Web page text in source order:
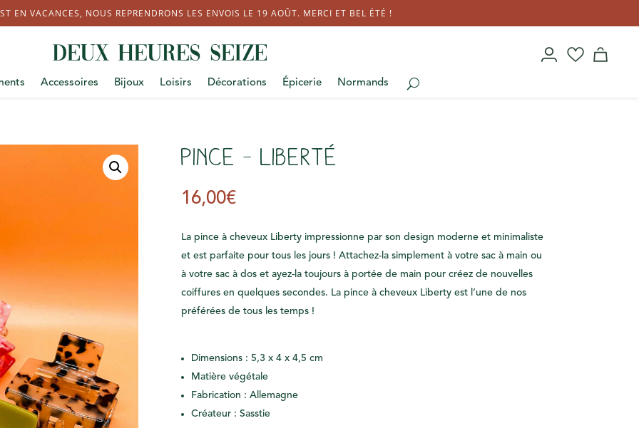
EN VACANCES, NOUS REPRENDRONS LES ENVOIS LE 19 AOÛT. MERCI ET BEL ÉTÉ !
Accessoires Bijoux Loisirs Décorations Épicerie Normands
Pince – Liberté
16,00€
La pince à cheveux Liberty impressionne par son design moderne et minimaliste
et est parfaite pour tous les jours ! Attachez-la simplement à votre sac à main ou
à votre sac à dos et ayez-la toujours à portée de main pour créez de nouvelles
coiffures en quelques secondes. La pince à cheveux Liberty est l’une de nos
préférées de tous les temps !
Dimensions : 5,3 x 4 x 4,5 cm
Matière végétale
Fabrication : Allemagne
Créateur : Sasstie